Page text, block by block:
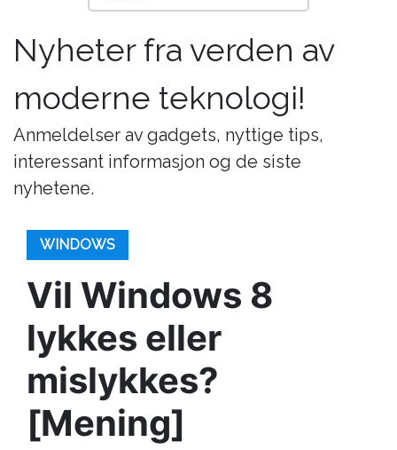
Nyheter fra verden av
moderne teknologi!
Anmeldelser av gadgets, nyttige tips,
interessant informasjon og de siste
nyhetene.
WINDOWS
Vil Windows 8
lykkes eller
mislykkes?
[Mening]